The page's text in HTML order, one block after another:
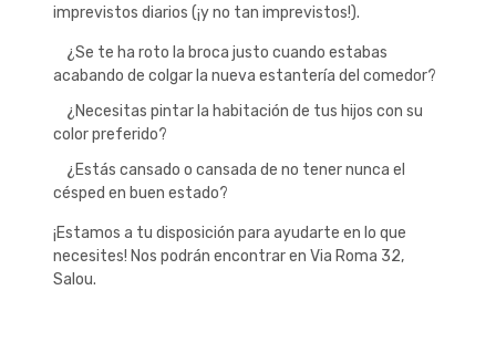
imprevistos diarios (¡y no tan imprevistos!).
¿Se te ha roto la broca justo cuando estabas
acabando de colgar la nueva estantería del comedor?
¿Necesitas pintar la habitación de tus hijos con su
color preferido?
¿Estás cansado o cansada de no tener nunca el
césped en buen estado?
¡Estamos a tu disposición para ayudarte en lo que
necesites! Nos podrán encontrar en Via Roma 32,
Salou.